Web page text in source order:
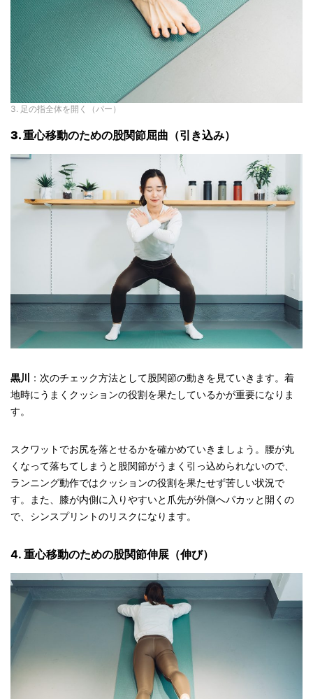
3. 足の指全体を開く（パー）
3. 重心移動のための股関節屈曲（引き込み）
黒川
：次のチェック方法として股関節の動きを見ていきます。着
地時にうまくクッションの役割を果たしているかが重要になりま
す。
スクワットでお尻を落とせるかを確かめていきましょう。腰が丸
くなって落ちてしまうと股関節がうまく引っ込められないので、
ランニング動作ではクッションの役割を果たせず苦しい状況で
す。また、膝が内側に入りやすいと爪先が外側へパカッと開くの
で、シンスプリントのリスクになります。
4. 重心移動のための股関節伸展（伸び）